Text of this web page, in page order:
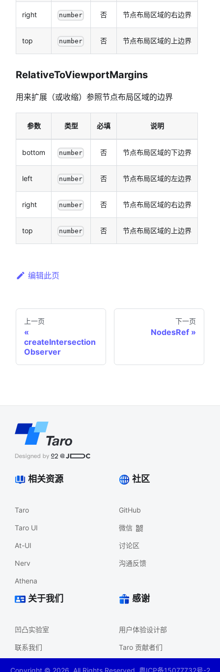
right number 否 节点布局区域的右边界
top number 否 节点布局区域的上边界
RelativeToViewportMargins
用来扩展（或收缩）参照节点布局区域的边界
参数 类型 必填 说明
bottom number 否 节点布局区域的下边界
left number 否 节点布局区域的左边界
right number 否 节点布局区域的右边界
top number 否 节点布局区域的上边界
编辑此页
上一页
createIntersection
Observer
下一页
NodesRef
相关资源
Taro
Taro UI
At-UI
Nerv
Athena
社区
GitHub
微信
讨论区
沟通反馈
关于我们
凹凸实验室
联系我们
感谢
用户体验设计部
Taro 贡献者们